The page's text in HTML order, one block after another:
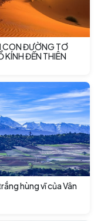
CON ĐƯỜNG TƠ
KÍNH ĐẾN THIÊN
hùng vĩ của Vân